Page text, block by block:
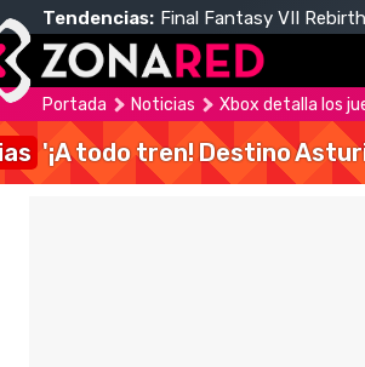
Tendencias: Final Fantasy VII Rebirth
Portada Noticias Xbox detalla los
'¡A todo tren! Destino